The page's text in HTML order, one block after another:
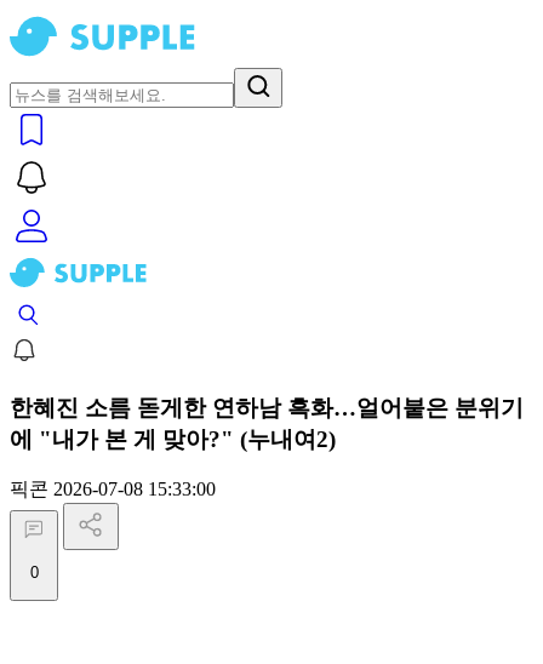
한혜진 소름 돋게한 연하남 흑화…얼어붙은 분위기
에 "내가 본 게 맞아?" (누내여2)
픽콘 2026-07-08 15:33:00
0